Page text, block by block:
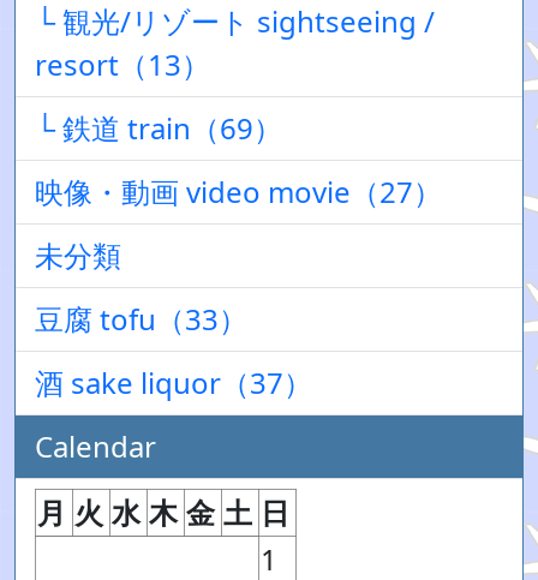
└ 観光/リゾート sightseeing /
resort（13）
└ 鉄道 train（69）
映像・動画 video movie（27）
未分類
豆腐 tofu（33）
酒 sake liquor（37）
Calendar
月 火 水 木 金 土 日
1